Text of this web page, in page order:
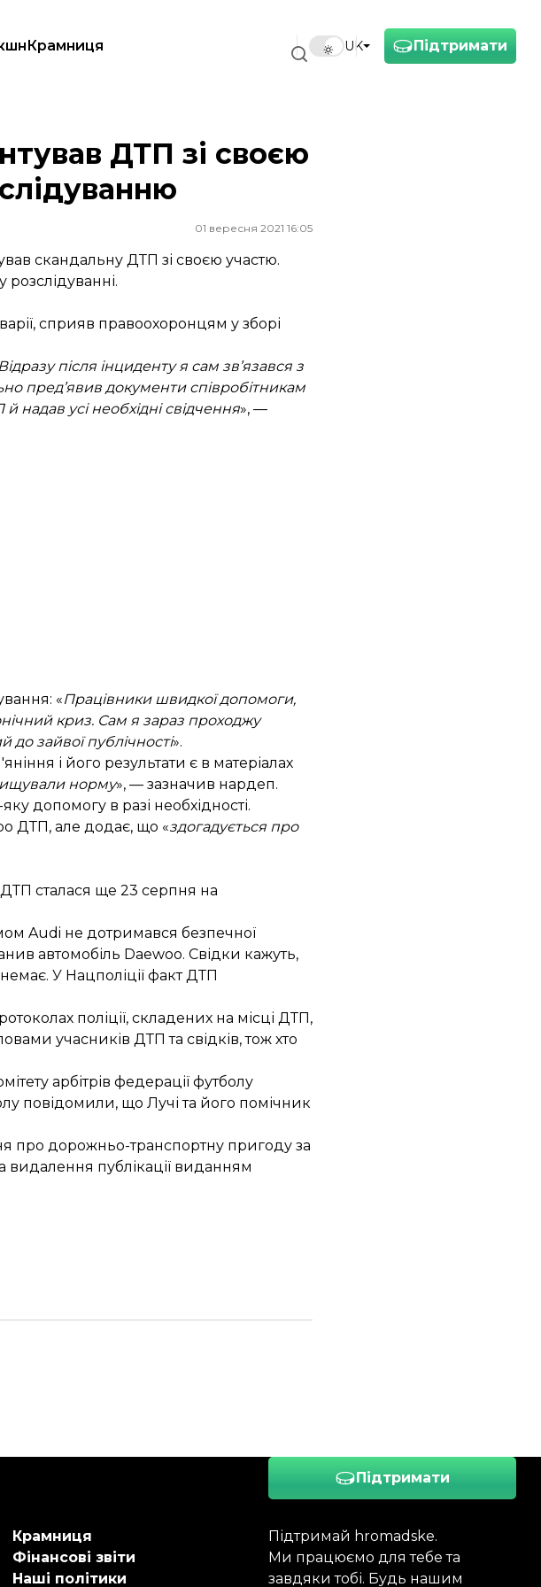
Підтримати
UK
Крамниця
ДТП зі своєю
01 вересня 2021 16:05
скандальну ДТП зі своєю участю.
сприяв правоохоронцям у зборі
після інциденту я сам зв’язався з
пред’явив документи співробітникам
надав усі необхідні свідчення», —
«Працівники швидкої допомоги,
криз. Сам я зараз проходжу
зайвої публічності».
і його результати є в матеріалах
норму», — зазначив нардеп.
допомогу в разі необхідності.
ДТП, але додає, що «здогадується про
ДТП сталася ще 23 серпня на
Audi не дотримався безпечної
автомобіль Daewoo. Свідки кажуть,
У Нацполіції факт ДТП
поліції, складених на місці ДТП,
учасників ДТП та свідків, тож хто
арбітрів федерації футболу
повідомили, що Лучі та його помічник
про дорожньо-транспортну пригоду за
видалення публікації виданням
Підтримати
Підтримай hromadske.
Ми працюємо для тебе та
завдяки тобі. Будь нашим
Крамниця
Фінансові звіти
Наші політики